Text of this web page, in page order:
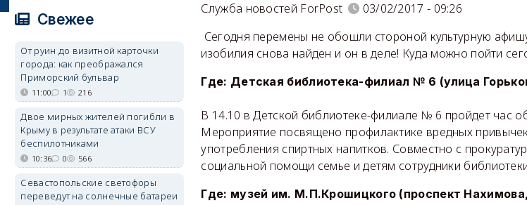
Служба новостей ForPost
03/02/2017 - 09:26
Сегодня перемены не обошли стороной культурную
изобилия снова найден и он в деле! Куда можно пойти
Где: Детская библиотека-филиал № 6 (улица
В 14.10 в Детской библиотеке-филиале № 6 пройдет час
Мероприятие посвящено профилактике вредных
употребления спиртных напитков. Совместно с
социальной помощи семье и детям сотрудники
Где: музей им. М.П.Крошицкого (проспект
Свежее
От руин до визитной карточки
города: как преображался
Приморский бульвар
11:00 1 216
Двое мирных жителей погибли в
Крыму в результате атаки ВСУ
беспилотниками
10:36 0 566
Севастопольские светофоры
переведут на солнечные батареи